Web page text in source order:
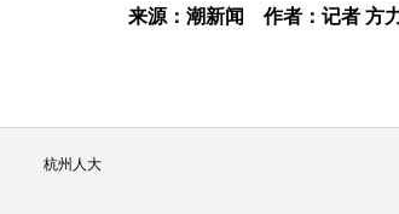
来源：潮新闻 作者：记者 方
杭州人大